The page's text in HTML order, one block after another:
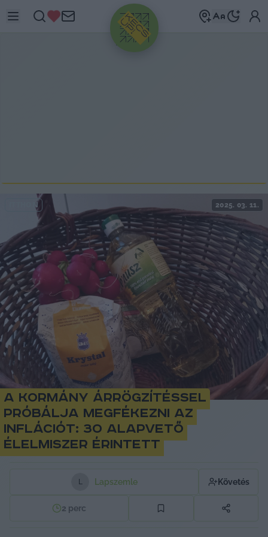
HIRDETÉS
ITTHON 2025. 03. 11.
A kormány árrögzítéssel
próbálja megfékezni az
inflációt: 30 alapvető
élelmiszer érintett
L Lapszemle Követés
2 perc